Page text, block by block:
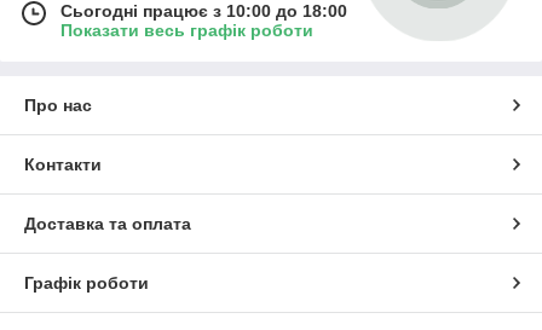
Сьогодні працює з 10:00 до 18:00
Показати весь графік роботи
Про нас
Контакти
Доставка та оплата
Графік роботи